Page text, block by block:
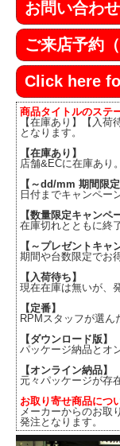
お問い合わせ
ご来店予約
Click here
商品タイトルのステ
【在庫あり】【入荷
となります。
【在庫あり】
店舗&ECに在庫あり。
【～dd/mm 期間限
日付までキャンペー
【数量限定キャンペ
在庫切れとともに終
【～プレゼントキャ
期間や台数限定でお
【入荷待ち】
現在在庫は無いが、
【定番】
RPMスタッフが選ん
【ダウンロード版】
パッケージ納品とオ
【オンライン納品】
元々パッケージが存
お取り寄せ商品につ
メーカーからのお取
発注となります。